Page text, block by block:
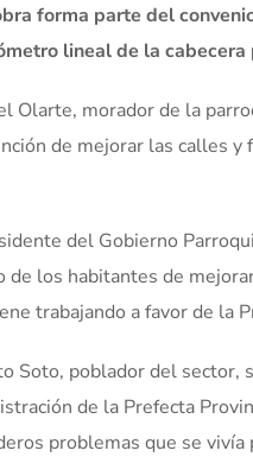
forma parte del
lineal de la cabecera
Olarte, morador de la
de mejorar las calles y
del Gobierno
de los habitantes de
trabajando a favor de la
Soto, poblador del sector,
de la Prefecta
problemas que se